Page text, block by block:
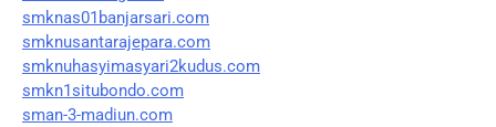
smknas01banjarsari.com
smknusantarajepara.com
smknuhasyimasyari2kudus.com
smkn1situbondo.com
sman-3-madiun.com